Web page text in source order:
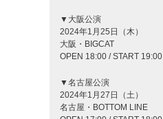
▼大阪公演
2024年1月25日（木）
大阪・BIGCAT
OPEN 18:00 / START 19:00
▼名古屋公演
2024年1月27日（土）
名古屋・BOTTOM LINE